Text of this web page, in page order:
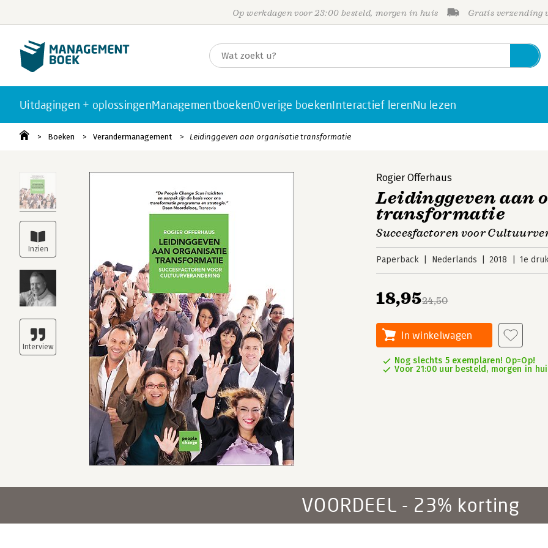
Op werkdagen voor 23:00 besteld, morgen in huis Gratis verzending
Uitdagingen + oplossingenManagementboekenOverige boekenInteractief lerenNu lezen
Boeken Verandermanagement Leidinggeven aan organisatie transformatie
Rogier Offerhaus
Leidinggeven aan
transformatie
Succesfactoren voor
Paperback Nederlands 2018 1e
24,50
18,95
In winkelwagen
Nog slechts 5 exemplaren! Op=Op!
Voor 21:00 uur besteld, morgen in
VOORDEEL - 23% korting